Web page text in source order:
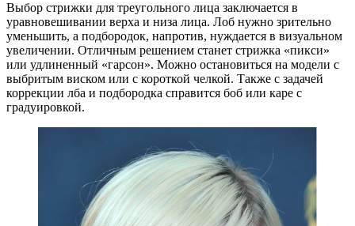
Выбор стрижки для треугольного лица заключается в
уравновешивании верха и низа лица. Лоб нужно зрительно
уменьшить, а подбородок, напротив, нуждается в визуальном
увеличении. Отличным решением станет стрижка «пикси»
или удлиненный «гарсон». Можно остановиться на модели с
выбритым виском или с короткой челкой. Также с задачей
коррекции лба и подбородка справится боб или каре с
градуировкой.